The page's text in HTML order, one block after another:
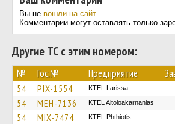
Вы не вошли на сайт.
Комментарии могут оставлять только
Другие ТС с этим номером:
№ Гос.№ Предприятие
54 PIX-1554 KTEL Larissa
54 MEH-7136 KTEL Aitoloakarnanias
54 MIX-7474 ΚΤΕL Phthiotis